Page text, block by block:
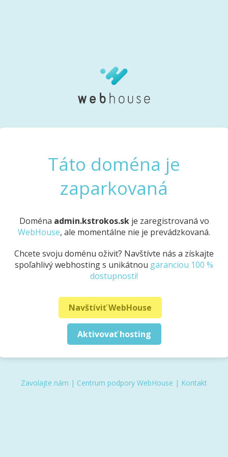
Táto doména je
zaparkovaná
Doména admin.kstrokos.skje zaregistrovaná vo
WebHouse, ale momentálne nie je prevádzkovaná.
Chcete svoju doménu oživiť? Navštívte nás a získajte
spoľahlivý webhosting s unikátnou garanciou 100 %
dostupnosti!
Navštíviť WebHouse
Aktivovať hosting
Zavolajte nám | Centrum podpory WebHouse | Kontakt